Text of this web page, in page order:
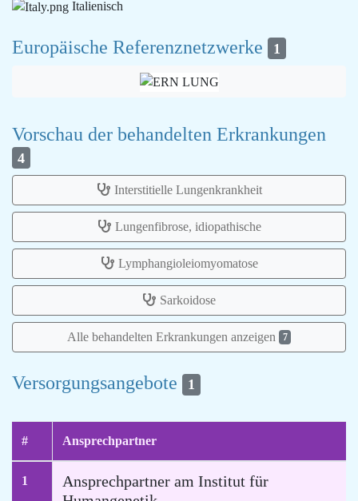
Italienisch
Europäische Referenznetzwerke 1
Vorschau der behandelten Erkrankungen
4
Interstitielle Lungenkrankheit
Lungenfibrose, idiopathische
Lymphangioleiomyomatose
Sarkoidose
Alle behandelten Erkrankungen anzeigen 7
Versorgungsangebote 1
# Ansprechpartner
1
Ansprechpartner am Institut für